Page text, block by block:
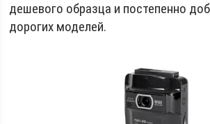
дешевого образца и постепенно
дорогих моделей.